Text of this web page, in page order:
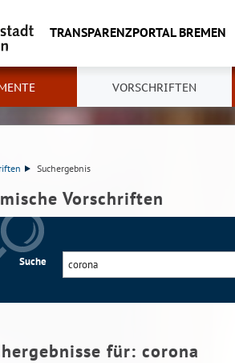
TRANSPARENZPORTAL BREMEN
VORSCHRIFTEN
Suchergebnis
Vorschriften
Suche
für: corona